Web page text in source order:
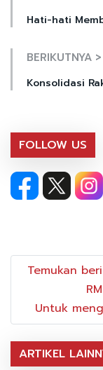
Hati-hati
BERIKUTNYA >
Konsolidasi
FOLLOW US
Temukan
Untuk
ARTIKEL